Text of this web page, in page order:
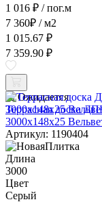
1 016 ₽ / пог.м
7 360₽ / м2
1 015.67 ₽
7 359.90 ₽
Ожидается
Террасная доска
3000x148x25
Артикул: 1190404
Длина
3000
Цвет
Серый